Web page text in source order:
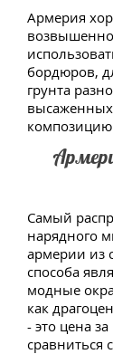
Армерия
бордюров,
грунта
Самый
нарядного
армерии из
способа
модные
как
- это цена
сравниться